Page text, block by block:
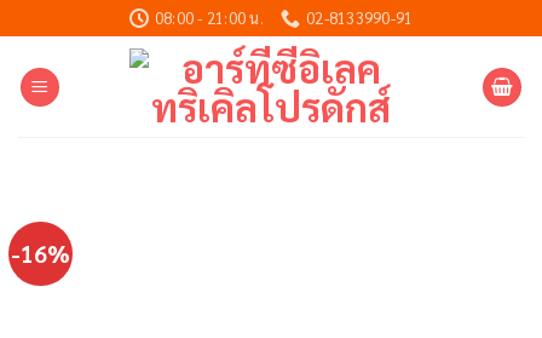
to
content
08:00 - 21:00 น. 02-8133990-91
-16%